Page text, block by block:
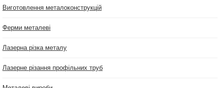
Виготовлення металоконструкцій
Ферми металеві
Лазерна різка металу
Лазерне різання профільних труб